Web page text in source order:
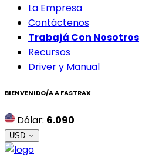
La Empresa
Contáctenos
Trabajá Con Nosotros
Recursos
Driver y Manual
BIENVENIDO/A A FASTRAX
Dólar: 6.090
USD